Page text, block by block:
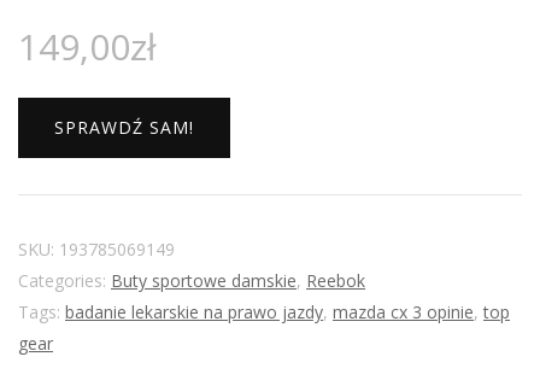
149,00zł
SPRAWDŹ SAM!
SKU: 193785069149
Categories: Buty sportowe damskie, Reebok
Tags: badanie lekarskie na prawo jazdy, mazda cx 3 opinie,top
gear